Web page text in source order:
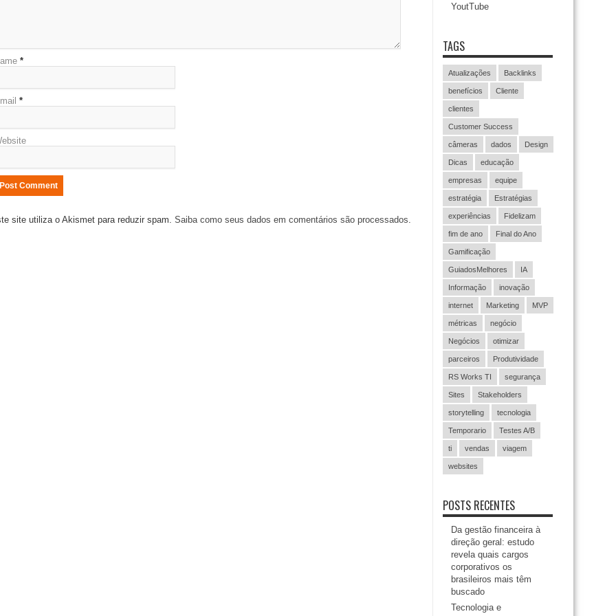
*
*
site utiliza o Akismet para reduzir spam. Saiba como seus dados em comentários são processados.
YoutTube
TAGS
Atualizações Backlinks
benefícios Cliente
clientes
Customer Success
câmeras dados Design
Dicas educação
empresas equipe
estratégia Estratégias
experiências Fidelizam
fim de ano Final do Ano
Gamificação
GuiadosMelhores IA
Informação inovação
internet Marketing MVP
métricas negócio
Negócios otimizar
parceiros Produtividade
RS Works TI segurança
Sites Stakeholders
storytelling tecnologia
Temporario Testes A/B
ti vendas viagem
websites
POSTS RECENTES
Da gestão financeira à
direção geral: estudo
revela quais cargos
corporativos os
brasileiros mais têm
buscado
Tecnologia e